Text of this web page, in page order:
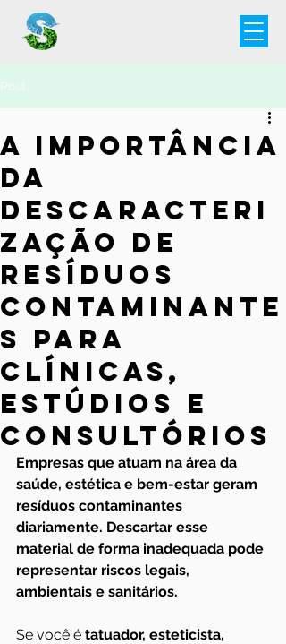
Post
A importância
da
descaracteri
zação de
resíduos
contaminante
s para
clínicas,
estúdios e
consultórios
Empresas que atuam na área da
saúde, estética e bem-estar geram
resíduos contaminantes
diariamente. Descartar esse
material de forma inadequada pode
representar riscos legais,
ambientais e sanitários.
Se você é tatuador, esteticista,